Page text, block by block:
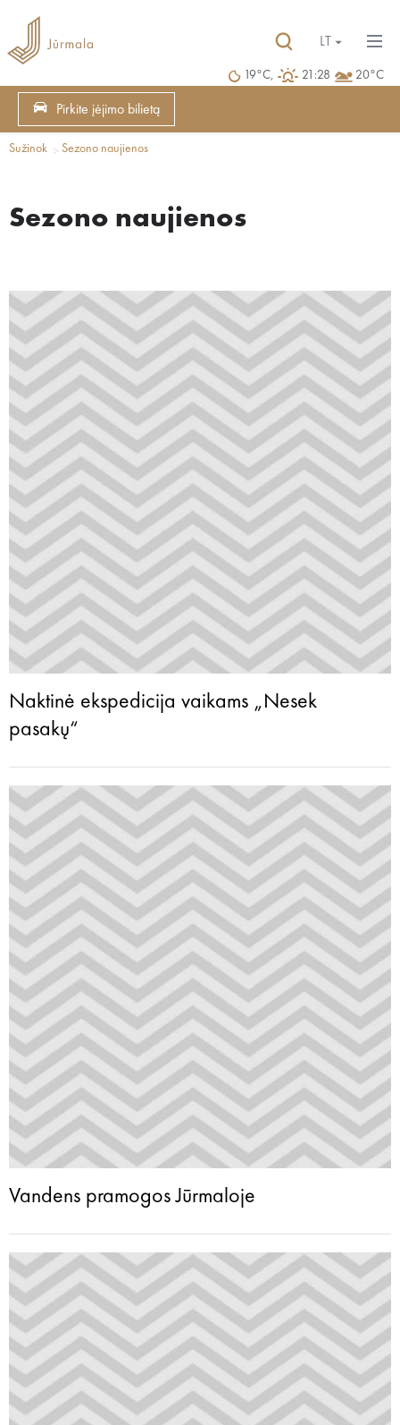
19°C, 21:28 20°C
LT
Pirkite įėjimo bilietą
Sužinok Sezono naujienos
Sezono naujienos
Naktinė ekspedicija vaikams „Nesek
pasakų“
Vandens pramogos Jūrmaloje